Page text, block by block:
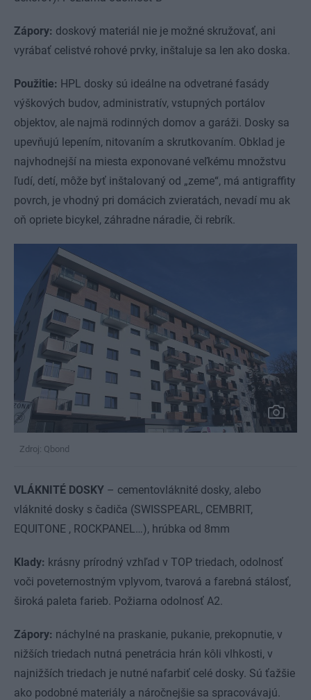
Zápory: doskový materiál nie je možné skružovať, ani
vyrábať celistvé rohové prvky, inštaluje sa len ako doska.
Použitie: HPL dosky sú ideálne na odvetrané fasády
výškových budov, administratív, vstupných portálov
objektov, ale najmä rodinných domov a garáži. Dosky sa
upevňujú lepením, nitovaním a skrutkovaním. Obklad je
najvhodnejší na miesta exponované veľkému množstvu
ľudí, detí, môže byť inštalovaný od „zeme“, má antigraffity
povrch, je vhodný pri domácich zvieratách, nevadí mu ak
oň opriete bicykel, záhradne náradie, či rebrík.
Zdroj: Qbond
VLÁKNITÉ DOSKY – cementovláknité dosky, alebo
vláknité dosky s čadiča (SWISSPEARL, CEMBRIT,
EQUITONE , ROCKPANEL…), hrúbka od 8mm
Klady: krásny prírodný vzhľad v TOP triedach, odolnosť
voči poveternostným vplyvom, tvarová a farebná stálosť,
široká paleta farieb. Požiarna odolnosť A2.
Zápory: náchylné na praskanie, pukanie, prekopnutie, v
nižších triedach nutná penetrácia hrán kôli vlhkosti, v
najnižších triedach je nutné nafarbiť celé dosky. Sú ťažšie
ako podobné materiály a náročnejšie sa spracovávajú.